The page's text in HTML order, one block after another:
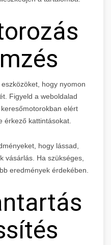
hogy nyomon
Figyeld a weboldalad
elért
érkező kattintásokat.
hogy lássad,
vásárlás. Ha szükséges,
eredmények érdekében.